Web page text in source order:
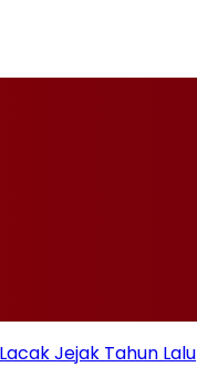
Jejak Tahun Lalu